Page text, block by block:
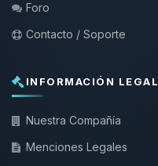
Foro
Contacto / Soporte
INFORMACIÓN LEGAL
Nuestra Compañía
Menciones Legales